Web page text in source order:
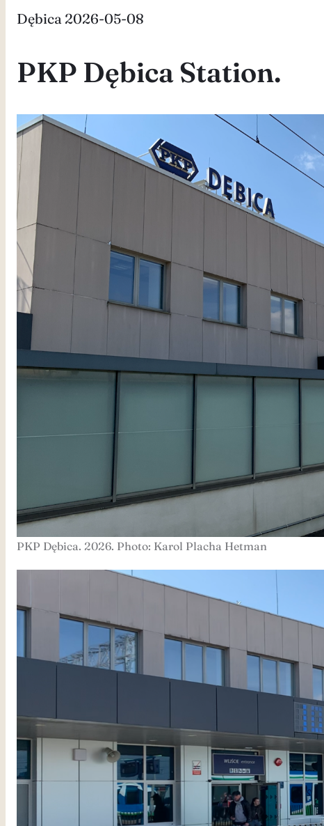
Dębica 2026-05-08
PKP Dębica Station.
PKP Dębica. 2026. Photo: Karol Placha Hetman